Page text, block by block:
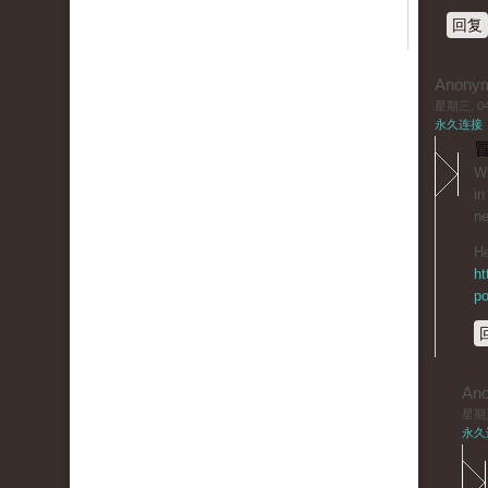
回复
星期三,
永久连接
星
永久